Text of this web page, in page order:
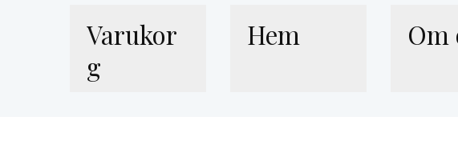
Varukor
g
Hem Om